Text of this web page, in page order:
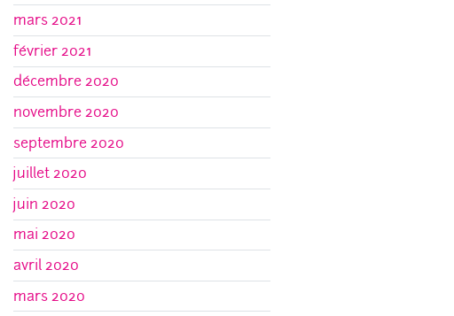
mars 2021
février 2021
décembre 2020
novembre 2020
septembre 2020
juillet 2020
juin 2020
mai 2020
avril 2020
mars 2020